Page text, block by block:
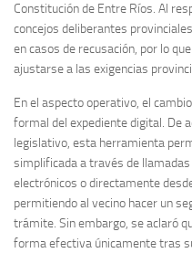
Constitución de Entre Ríos. Al
concejos deliberantes
en casos de recusación, por lo
ajustarse a las exigencias
En el aspecto operativo, el
formal del expediente digital. De
legislativo, esta herramienta
simplificada a través de
electrónicos o directamente
permitiendo al vecino hacer un
trámite. Sin embargo, se aclaró
forma efectiva únicamente tras